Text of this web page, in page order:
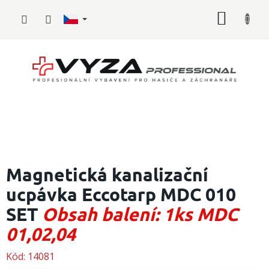
Požární
sport
Zdravotnické
vybavení
Magnetická kanalizační
ucpávka Eccotarp MDC 010
SET Obsah balení: 1ks MDC
01,02,04
Kód: 14081